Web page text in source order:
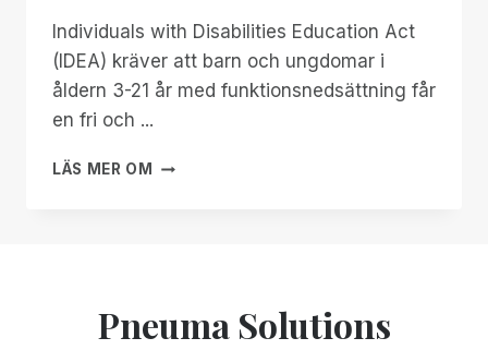
Individuals with Disabilities Education Act
(IDEA) kräver att barn och ungdomar i
åldern 3-21 år med funktionsnedsättning får
en fri och ...
LÄS MER OM
TA
12
Pneuma Solutions